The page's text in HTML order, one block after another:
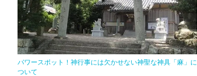
パワースポット！神行事には欠かせない神聖な神具「麻」に
ついて